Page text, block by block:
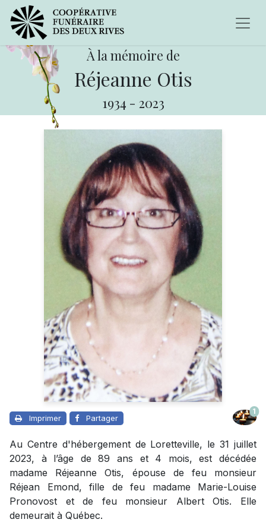
À la mémoire de
Réjeanne Otis
1934 - 2023
Imprimer Partager
1
Au Centre d'hébergement de Loretteville, le 31 juillet
2023, à l’âge de 89 ans et 4 mois, est décédée
madame Réjeanne Otis, épouse de feu monsieur
Réjean Emond, fille de feu madame Marie-Louise
Pronovost et de feu monsieur Albert Otis. Elle
demeurait à Québec.